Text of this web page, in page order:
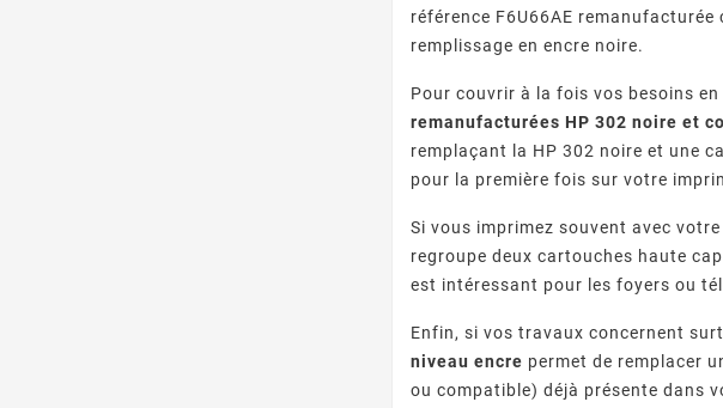
référence F6U66AE
remplissage en encre noire.
Pour couvrir à la fois vos besoins
remanufacturées HP 302 noire et
remplaçant la HP 302 noire et une
pour la première fois sur votre
Si vous imprimez souvent avec
regroupe deux cartouches haute
est intéressant pour les foyers ou
Enfin, si vos travaux concernent
niveau encre permet de remplacer
ou compatible) déjà présente dans